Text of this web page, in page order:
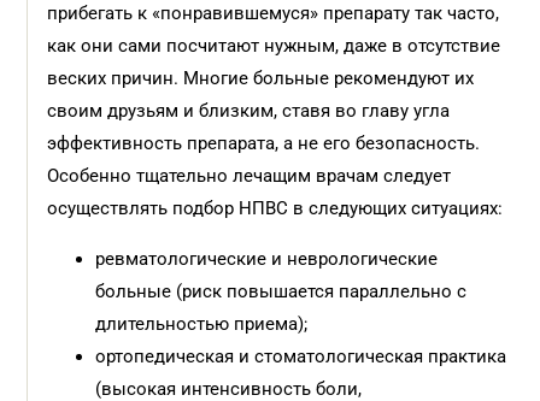
прибегать к «понравившемуся» препарату так часто,
как они сами посчитают нужным, даже в отсутствие
веских причин. Многие больные рекомендуют их
своим друзьям и близким, ставя во главу угла
эффективность препарата, а не его безопасность.
Особенно тщательно лечащим врачам следует
осуществлять подбор НПВС в следующих ситуациях:
ревматологические и неврологические
больные (риск повышается параллельно с
длительностью приема);
ортопедическая и стоматологическая практика
(высокая интенсивность боли,